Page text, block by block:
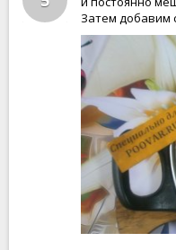
Затем добавим